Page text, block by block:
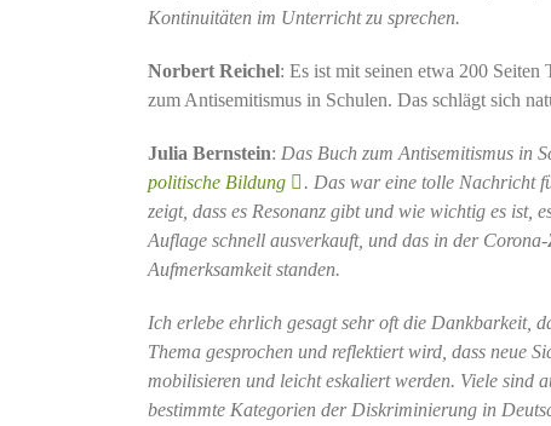
Kontinuitäten im Unterricht zu sprechen.
Norbert Reichel: Es ist mit seinen etwa 200 Seiten
zum Antisemitismus in Schulen. Das schlägt sich
Julia Bernstein: Das Buch zum Antisemitismus in
politische Bildung
. Das war eine tolle Nachricht
zeigt, dass es Resonanz gibt und wie wichtig es ist,
Auflage schnell ausverkauft, und das in der
Aufmerksamkeit standen.
Ich erlebe ehrlich gesagt sehr oft die Dankbarkeit,
Thema gesprochen und reflektiert wird, dass neue
mobilisieren und leicht eskaliert werden. Viele sind
bestimmte Kategorien der Diskriminierung in